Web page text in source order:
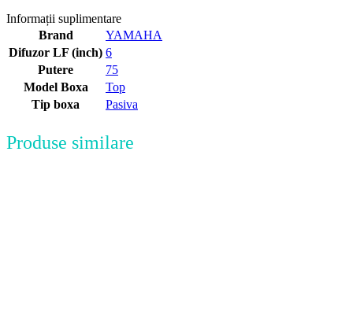
Informații suplimentare
Brand
YAMAHA
Difuzor LF (inch) 6
Putere
75
Model Boxa
Top
Tip boxa
Pasiva
Produse similare